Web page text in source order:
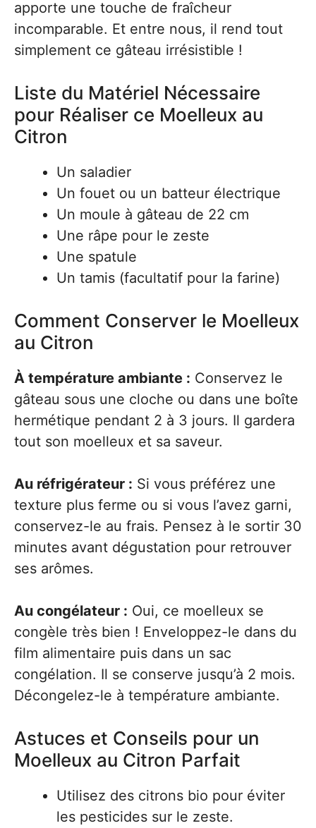
apporte une touche de fraîcheur
incomparable. Et entre nous, il rend tout
simplement ce gâteau irrésistible !
Liste du Matériel Nécessaire
pour Réaliser ce Moelleux au
Citron
Un saladier
Un fouet ou un batteur électrique
Un moule à gâteau de 22 cm
Une râpe pour le zeste
Une spatule
Un tamis (facultatif pour la farine)
Comment Conserver le Moelleux
au Citron
À température ambiante : Conservez le
gâteau sous une cloche ou dans une boîte
hermétique pendant 2 à 3 jours. Il gardera
tout son moelleux et sa saveur.
Au réfrigérateur : Si vous préférez une
texture plus ferme ou si vous l’avez garni,
conservez-le au frais. Pensez à le sortir 30
minutes avant dégustation pour retrouver
ses arômes.
Au congélateur : Oui, ce moelleux se
congèle très bien ! Enveloppez-le dans du
film alimentaire puis dans un sac
congélation. Il se conserve jusqu’à 2 mois.
Décongelez-le à température ambiante.
Astuces et Conseils pour un
Moelleux au Citron Parfait
Utilisez des citrons bio pour éviter
les pesticides sur le zeste.